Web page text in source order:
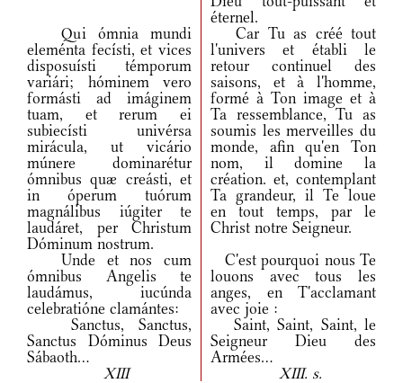
éternel.
Qui ómnia mundi
eleménta fecísti, et vices
disposuísti témporum
variári; hóminem vero
formásti ad imáginem
tuam, et rerum ei
subiecísti univérsa
mirácula, ut vicário
múnere dominarétur
ómnibus quæ creásti, et
in óperum tuórum
magnálibus iúgiter te
laudáret, per Christum
Dóminum nostrum.
Car Tu as créé tout
l'univers et établi le
retour continuel des
saisons, et à l'homme,
formé à Ton image et à
Ta ressemblance, Tu as
soumis les merveilles du
monde, afin qu'en Ton
nom, il domine la
création. et, contemplant
Ta grandeur, il Te loue
en tout temps, par le
Christ notre Seigneur.
Unde et nos cum
ómnibus Angelis te
laudámus, iucúnda
celebratióne clamántes:
C'est pourquoi nous Te
louons avec tous les
anges, en T'acclamant
avec joie :
Sanctus, Sanctus,
Sanctus Dóminus Deus
Sábaoth...
Saint, Saint, Saint, le
Seigneur Dieu des
Armées...
XIII
XIII. s.